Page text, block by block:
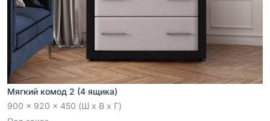
Мягкий комод 2 (4 ящика)
900 x 920 x 450 (Ш x В x Г)